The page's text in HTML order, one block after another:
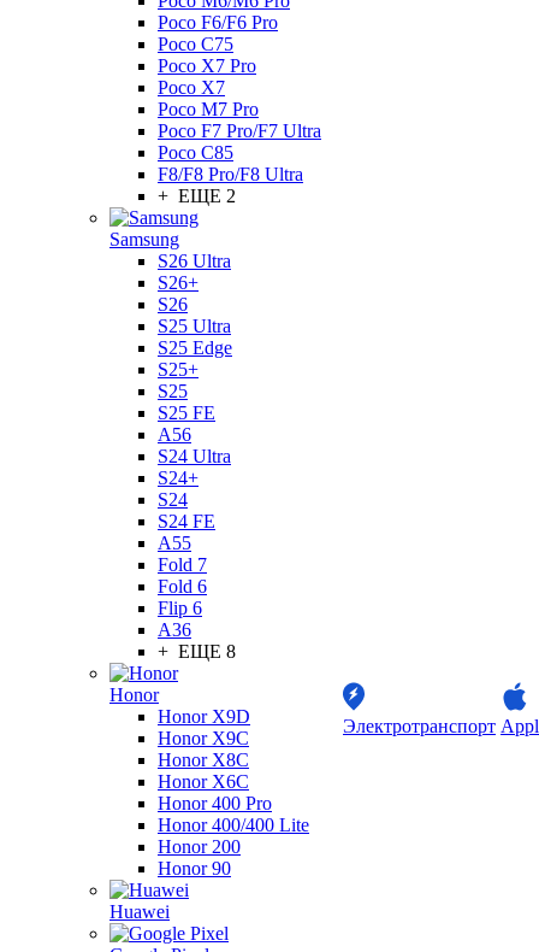
Poco F6/F6 Pro
Poco C75
Poco X7 Pro
Poco X7
Poco M7 Pro
Poco F7 Pro/F7 Ultra
Poco C85
F8/F8 Pro/F8 Ultra
+ ЕЩЕ 2
Samsung
S26 Ultra
S26+
S26
S25 Ultra
S25 Edge
S25+
S25
S25 FE
A56
S24 Ultra
S24+
S24
S24 FE
A55
Fold 7
Fold 6
Flip 6
A36
+ ЕЩЕ 8
Honor
Honor X9D
Honor X9C
Honor X8C
Honor X6C
Honor 400 Pro
Honor 400/400 Lite
Honor 200
Honor 90
Huawei
Электротранспорт